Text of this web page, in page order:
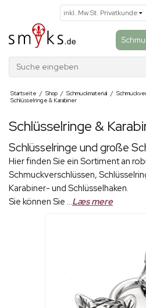
Suche eingeben
Startseite / Shop / Schmuckmaterial /
Schlüsselringe & Karabiner
Schlüsselringe &
Schlüsselringe und große
Hier finden Sie ein Sortiment an
Schmuckverschlüssen,
Karabiner- und Schlüsselhaken.
Sie können Sie ...Læs mere